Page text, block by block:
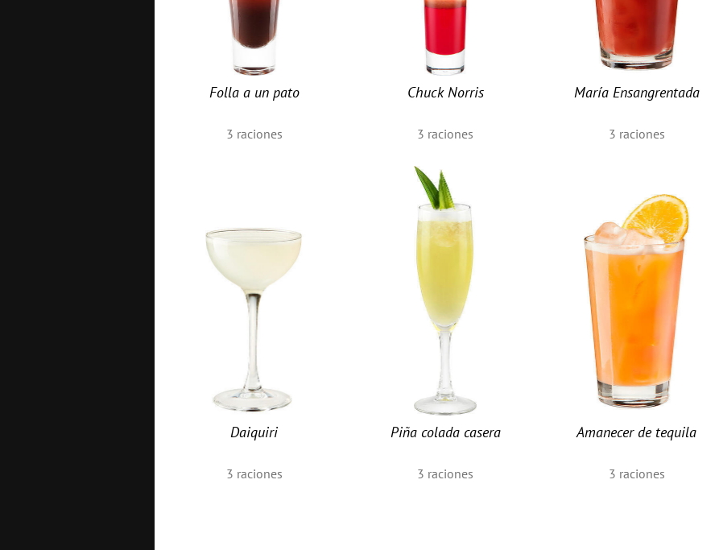
Folla a un pato
3 raciones
Chuck Norris
3 raciones
María Ensangrentada
3 raciones
Daiquiri
3 raciones
Piña colada casera
3 raciones
Amanecer de tequila
3 raciones